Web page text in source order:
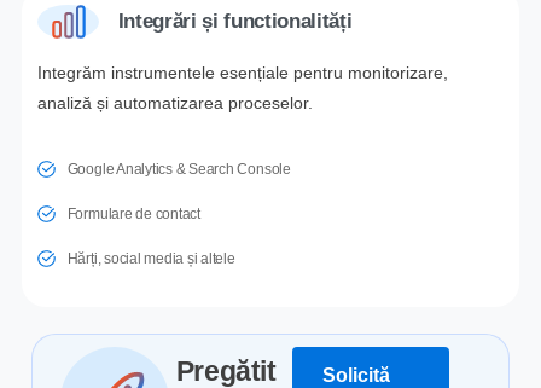
Integrări și functionalități
Integrăm instrumentele esențiale pentru monitorizare,
analiză și automatizarea proceselor.
Google Analytics & Search Console
Formulare de contact
Hărți, social media și altele
Pregătit
Solicită